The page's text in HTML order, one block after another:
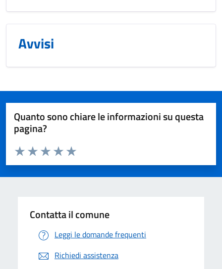
Avvisi
Quanto sono chiare le informazioni su questa
pagina?
Valuta da 1 a 5 stelle la pagina
Valuta 5 stelle su 5
Valuta 4 stelle su 5
Valuta 3 stelle su 5
Valuta 2 stelle su 5
Valuta 1 stelle su 5
Contatta il comune
Leggi le domande frequenti
Richiedi assistenza